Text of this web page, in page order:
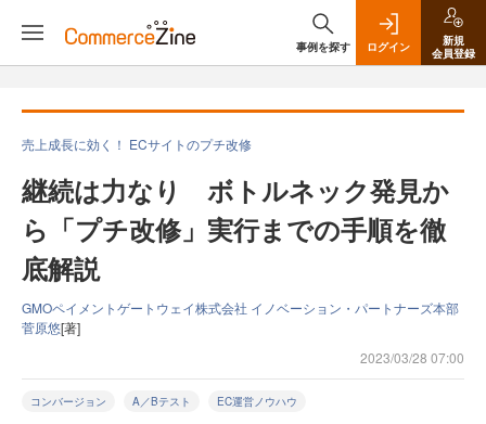
事例を探す ログイン
新規
会員登録
売上成長に効く！ ECサイトのプチ改修
継続は力なり ボトルネック発見か
ら「プチ改修」実行までの手順を徹
底解説
GMOペイメントゲートウェイ株式会社 イノベーション・パートナーズ本部
菅原悠[著]
2023/03/28 07:00
コンバージョン A／Bテスト EC運営ノウハウ